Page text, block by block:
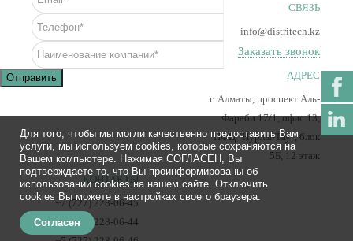
Лабораторное оборудование
Промышленное оборудование
РАСХОДНЫЕ МАТЕРИАЛЫ
СЕРВИС
КОНТАКТЫ
ОБРАТНАЯ СВЯЗЬ
Ваше сообщение было успешно отправлено
Для того, чтобы мы могли качественно предоставить Вам
услуги, мы используем cookies, которые сохраняются на
Вашем компьютере. Нажимая СОГЛАСЕН, Вы
подтверждаете то, что Вы проинформированы об
использовании cookies на нашем сайте. Отключить
cookies Вы можете в настройках своего браузера.
Согласен
Отправить
СВЯЗЬ
info@distritech.kz
Заказать звонок
АДРЕС
г. Алматы, проспект Аль-
Фараби 17/1, офис 13,
ПФЦ "Нурлы-Тау", блок
5Б, 12 этаж
КОНТАКТЫ
+7 (727) 228-06-45
+7 (727) 228-06-44